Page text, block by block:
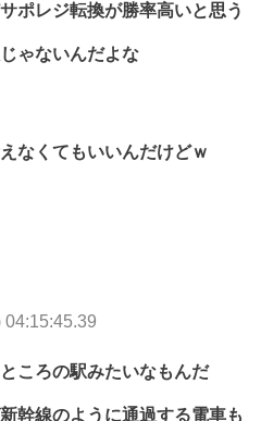
ポレジ転換が勝率高いと思う
ゃないんだよな
なくてもいいんだけどｗ
04:15:45.39
ころの駅みたいなもんだ
幹線のように通過する電車も